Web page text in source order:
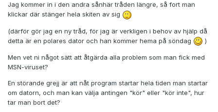
Jag kommer in i den andra sånhär tråden längre, så fort man
klickar där stänger hela skiten av sig
(därför gör jag en ny tråd, för jag är verkligen i behov av hjälp då
detta är en polares dator och han kommer hema på söndag
)
Men vet ni något sätt att åtgärda alla problem som man fick med
MSN-viruset?
En störande grejj är att nåt program startar hela tiden man startar
om datorn, och man kan välja antingen "kör" eller "kör inte", hur
tar man bort det?